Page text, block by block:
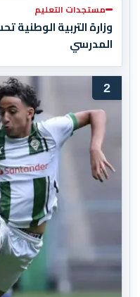
مستجدات التعليم
وزارة التربية
المدرسي
2